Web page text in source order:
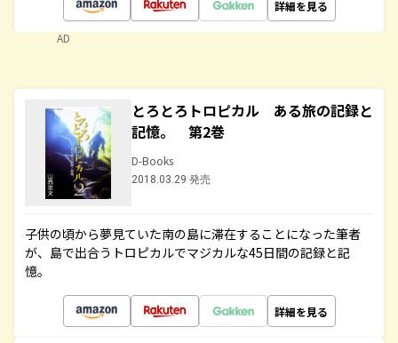
詳細を見る
AD
とろとろトロピカル ある旅の記録と
記憶。 第2巻
D-Books
2018.03.29 発売
子供の頃から夢見ていた南の島に滞在することになった筆者
が、島で出合うトロピカルでマジカルな45日間の記録と記
憶。
詳細を見る